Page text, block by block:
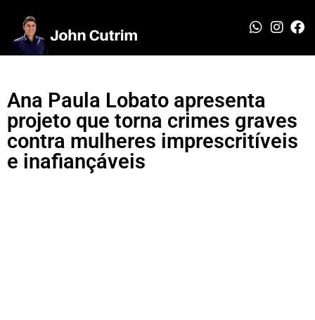
Ana Paula Lobato apresenta
projeto que torna crimes graves
contra mulheres imprescritíveis
e inafiançáveis